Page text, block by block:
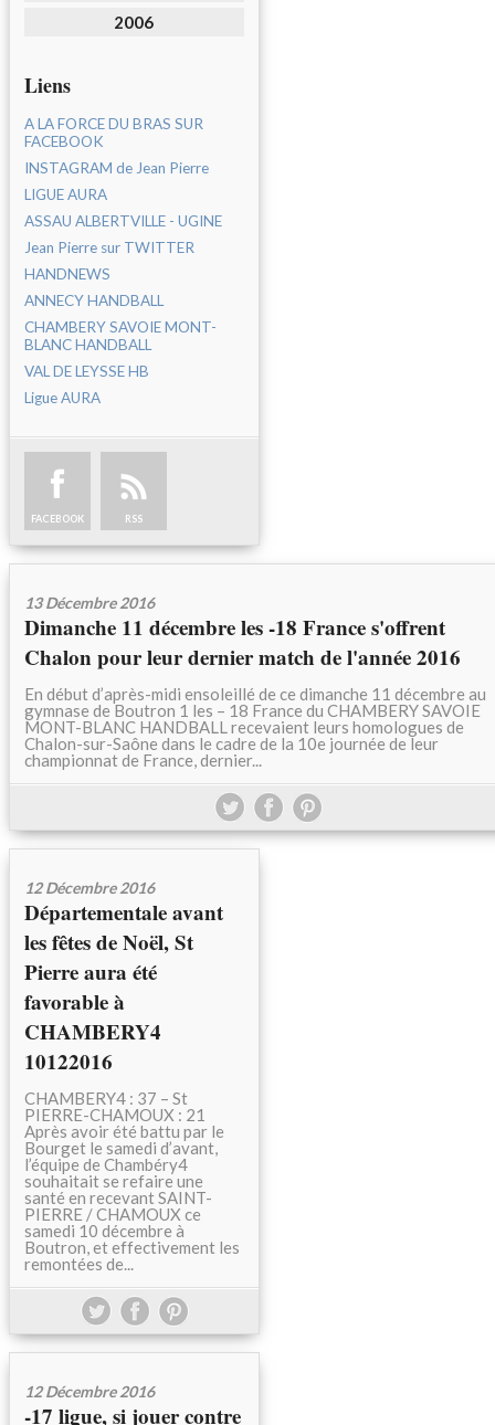
2006
Liens
A LA FORCE DU BRAS SUR
FACEBOOK
INSTAGRAM de Jean Pierre
LIGUE AURA
ASSAU ALBERTVILLE - UGINE
Jean Pierre sur TWITTER
HANDNEWS
ANNECY HANDBALL
CHAMBERY SAVOIE MONT-
BLANC HANDBALL
VAL DE LEYSSE HB
Ligue AURA
FACEBOOK RSS
13 Décembre 2016
Dimanche 11 décembre les -18 France s'offrent
Chalon pour leur dernier match de l'année 2016
En début d’après-midi ensoleillé de ce dimanche 11 décembre au
gymnase de Boutron 1 les – 18 France du CHAMBERY SAVOIE
MONT-BLANC HANDBALL recevaient leurs homologues de
Chalon-sur-Saône dans le cadre de la 10e journée de leur
championnat de France, dernier...
12 Décembre 2016
Départementale avant
les fêtes de Noël, St
Pierre aura été
favorable à
CHAMBERY4
10122016
CHAMBERY4 : 37 – St
PIERRE-CHAMOUX : 21
Après avoir été battu par le
Bourget le samedi d’avant,
l’équipe de Chambéry4
souhaitait se refaire une
santé en recevant SAINT-
PIERRE / CHAMOUX ce
samedi 10 décembre à
Boutron, et effectivement les
remontées de...
12 Décembre 2016
-17 ligue, si jouer contre